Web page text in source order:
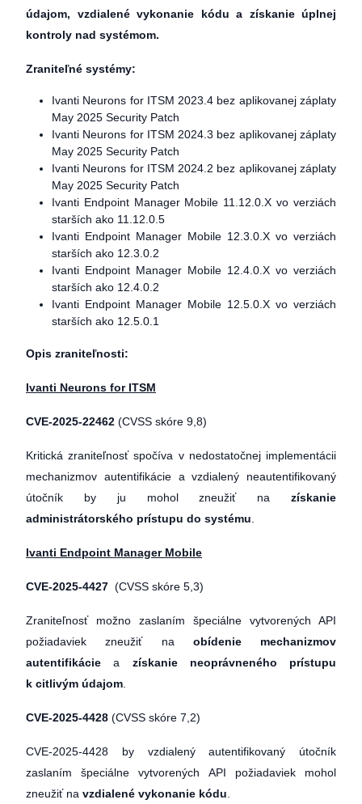
údajom, vzdialené vykonanie kódu a získanie úplnej
kontroly nad systémom.
Zraniteľné systémy:
Ivanti Neurons for ITSM 2023.4 bez aplikovanej záplaty
May 2025 Security Patch
Ivanti Neurons for ITSM 2024.3 bez aplikovanej záplaty
May 2025 Security Patch
Ivanti Neurons for ITSM 2024.2 bez aplikovanej záplaty
May 2025 Security Patch
Ivanti Endpoint Manager Mobile 11.12.0.X vo verziách
starších ako 11.12.0.5
Ivanti Endpoint Manager Mobile 12.3.0.X vo verziách
starších ako 12.3.0.2
Ivanti Endpoint Manager Mobile 12.4.0.X vo verziách
starších ako 12.4.0.2
Ivanti Endpoint Manager Mobile 12.5.0.X vo verziách
starších ako 12.5.0.1
Opis zraniteľnosti:
Ivanti Neurons for ITSM
CVE-2025-22462 (CVSS skóre 9,8)
Kritická zraniteľnosť spočíva v nedostatočnej implementácii
mechanizmov autentifikácie a vzdialený neautentifikovaný
útočník by ju mohol zneužiť na získanie
administrátorského prístupu do systému
Ivanti Endpoint Manager Mobile
CVE-2025-4427 (CVSS skóre 5,3)
Zraniteľnosť možno zaslaním špeciálne vytvorených API
požiadaviek zneužiť na obídenie mechanizmov
autentifikácie a získanie neoprávneného prístupu
k citlivým údajom
CVE-2025-4428 (CVSS skóre 7,2)
CVE-2025-4428 by vzdialený autentifikovaný útočník
zaslaním špeciálne vytvorených API požiadaviek mohol
zneužiť na vzdialené vykonanie kódu